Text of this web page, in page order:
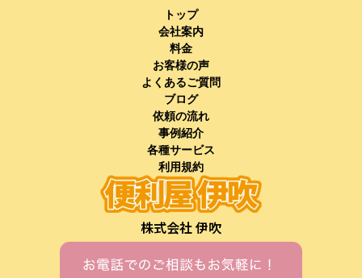
トップ
会社案内
料金
お客様の声
よくあるご質問
ブログ
依頼の流れ
事例紹介
各種サービス
利用規約
株式会社 伊吹